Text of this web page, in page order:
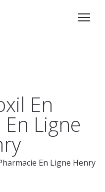
En
Ligne
En Ligne Henry